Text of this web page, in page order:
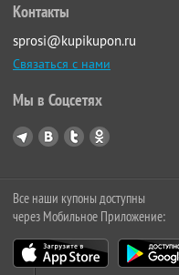
Контакты
sprosi@kupikupon.ru
Связаться с нами
Мы в Соцсетях
Все наши купоны доступны
через Мобильное Приложение: